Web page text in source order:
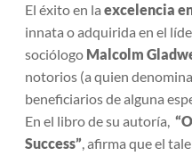
El éxito en la excelencia
innata o adquirida en el
sociólogo Malcolm
notorios (a quien
beneficiarios de alguna
En el libro de su autoría,
Success”, afirma que el